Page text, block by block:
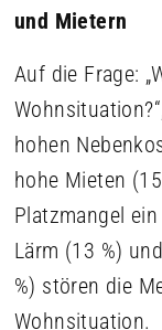
und Mietern
Auf die Frage:
hohen
hohe Mieten
Platzmangel
Lärm (13 %)
%) stören die
Wohnsituation.